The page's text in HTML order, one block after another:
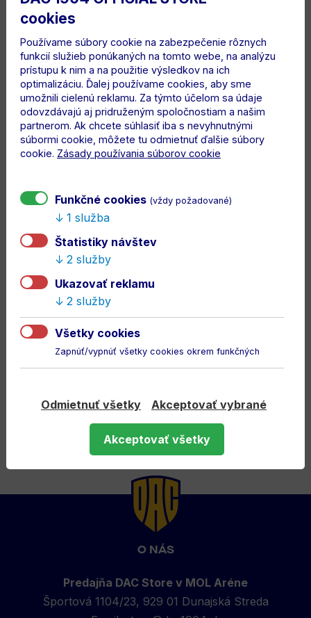
SPOLU
8.80 €
11.00 €
ZLOŽENIE
80% bavlna, 20% polyester
POPIS
Originálne detské domáce štucne DAC zo sezóny
2022/23. Vyrobené z pohodlného a elastického
materiálu, ktorý zaručuje perfektné prispôsobenie a
komfort počas tréningu aj zápasu.
odosielame do 3 prac. dní
O NÁS
Predajňa DAC Store v MOL Aréne
Športová 1104/23, 929 01 Dunajská Streda
cookies
Používame súbory cookie na zabezpečenie rôznych
funkcií služieb ponúkaných na tomto webe, na analýzu
prístupu k nim a na použitie výsledkov na ich
optimalizáciu. Ďalej používame cookies, aby sme
umožnili cielenú reklamu. Za týmto účelom sa údaje
odovzdávajú aj pridruženým spoločnostiam a našim
partnerom. Ak chcete súhlasiť iba s nevyhnutnými
súbormi cookie, môžete tu odmietnuť ďalšie súbory
cookie. Zásady používania súborov cookie
Funkčné cookies (vždy požadované)
1 služba
Štatistiky návštev
2 služby
Ukazovať reklamu
2 služby
Všetky cookies
Zapnúť/vypnúť všetky cookies okrem funkčných
Odmietnuť všetky Akceptovať vybrané
Akceptovať všetky